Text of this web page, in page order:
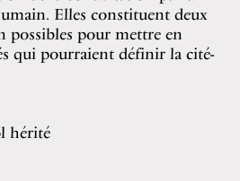
Elles constituent deux
possibles pour mettre en
qui pourraient définir la cité-
hérité